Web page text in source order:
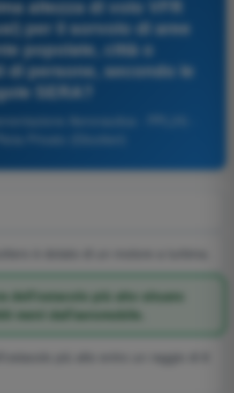
altezza di volo VFR
per il sorvolo di aree
popolate, città o
di persone, secondo le
SERA?
dell'ostacolo più alto situato
metri dall'aeromobile.
più alto entro un raggio di 8